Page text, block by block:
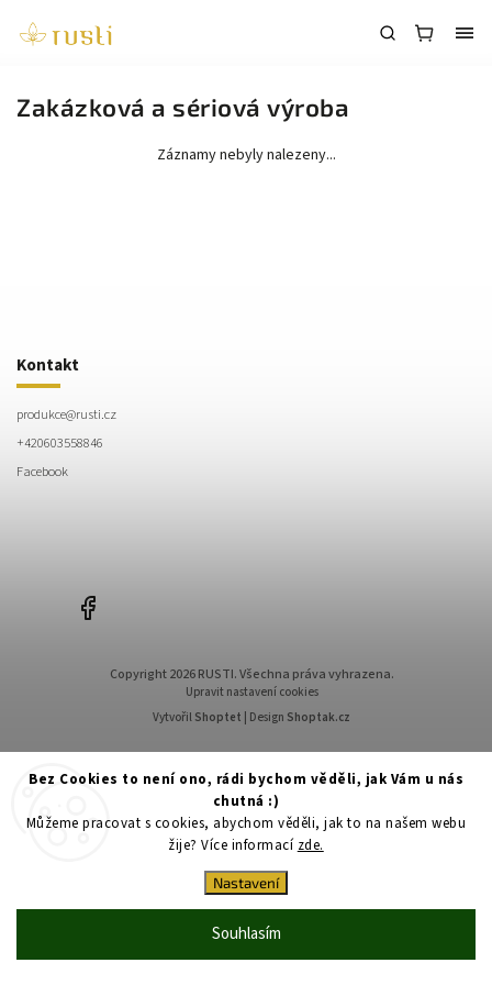
Bez Cookies to není ono, rádi bychom věděli, jak Vám u nás
chutná :)
Můžeme pracovat s cookies, abychom věděli, jak to na našem webu
žije? Více informací zde.
Nastavení
Souhlasím
Zakázková a sériová výroba
Záznamy nebyly nalezeny...
Kontakt
produkce@rusti.cz
+420603558846
Facebook
Copyright 2026RUSTI. Všechna práva vyhrazena.
Upravit nastavení cookies
Vytvořil Shoptet | Design Shoptak.cz
+420603558846